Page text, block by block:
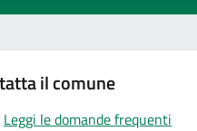
il comune
Leggi le domande frequenti